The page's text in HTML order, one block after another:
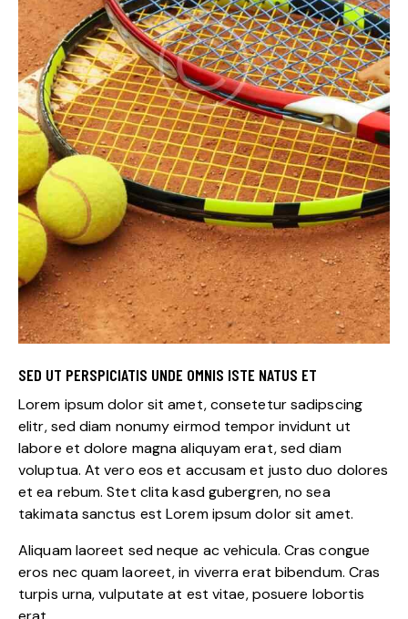
SED UT PERSPICIATIS UNDE OMNIS ISTE NATUS ET
Lorem ipsum dolor sit amet, consetetur sadipscing
elitr, sed diam nonumy eirmod tempor invidunt ut
labore et dolore magna aliquyam erat, sed diam
voluptua. At vero eos et accusam et justo duo dolores
et ea rebum. Stet clita kasd gubergren, no sea
takimata sanctus est Lorem ipsum dolor sit amet.
Aliquam laoreet sed neque ac vehicula. Cras congue
eros nec quam laoreet, in viverra erat bibendum. Cras
turpis urna, vulputate at est vitae, posuere lobortis